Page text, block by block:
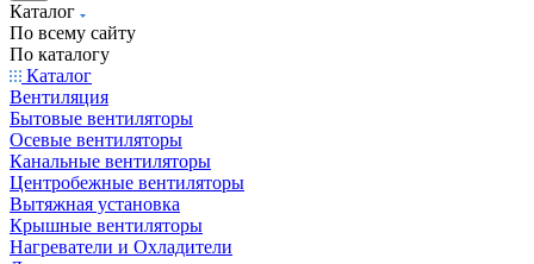
Каталог
По всему сайту
По каталогу
Каталог
Вентиляция
Бытовые вентиляторы
Осевые вентиляторы
Канальные вентиляторы
Центробежные вентиляторы
Вытяжная установка
Крышные вентиляторы
Нагреватели и Охладители